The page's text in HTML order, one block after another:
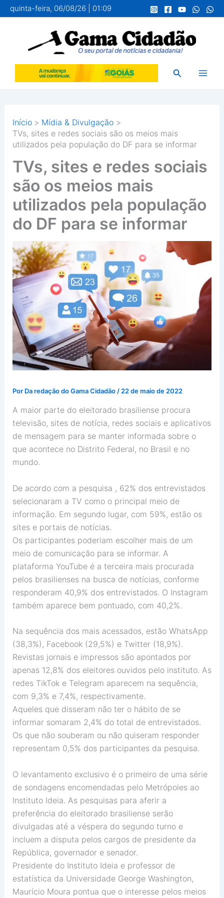
para
conteúdo
quinta-feira, 06/08/26 | 01:09
Pesquisar
Início
Mídia & Divulgação
TVs, sites e redes sociais são os meios mais
utilizados pela população do DF para se informar
TVs, sites e redes sociais
são os meios mais
utilizados pela população
do DF para se informar
Por Da redação do Gama Cidadão / 22 de maio de 2022
A maior parte do eleitorado brasiliense procura
televisão, sites de notícia, redes sociais e aplicativos
de mensagem para se manter informada sobre o
que acontece no Distrito Federal, no Brasil e no
mundo.
De acordo com a pesquisa , 62% dos entrevistados
selecionaram a TV como o principal meio de
informação. Em segundo lugar, com 59%, estão os
sites e portais de notícias.
Os participantes poderiam escolher mais de um
meio de comunicação para se informar. A
plataforma YouTube é a terceira mais procurada
pelos brasilienses na busca de notícias, conforme
responderam 40,9% dos entrevistados. O Instagram
também aparece bem pontuado, com 40,2%.
Na sequência dos mais acessados, estão WhatsApp
(38,3%), Facebook (29,5%) e Twitter (18,9%).
Revistas jornais e impressos são apontados por
apenas 12,8% dos eleitores ouvidos pelo instituto. As
redes TikTok e Telegram aparecem na sequência,
com 9,3% e 7,4%, respectivamente.
Aqueles que disseram não ter o hábito de se
informar somaram 2,4% do total de entrevistados.
Os que não souberam ou não quiseram responder
representam 0,5% dos participantes da pesquisa.
O levantamento exclusivo é o primeiro de uma série
de sondagens encomendadas pelo Metrópoles ao
Instituto Ideia. As pesquisas para aferir a
preferência do eleitorado brasiliense serão
divulgadas até a véspera do segundo turno e
incluem a disputa pelos cargos de presidente da
República, governador e senador.
Presidente do Instituto Ideia e professor de
estatística da Universidade George Washington,
Maurício Moura pontua que o interesse pelos meios